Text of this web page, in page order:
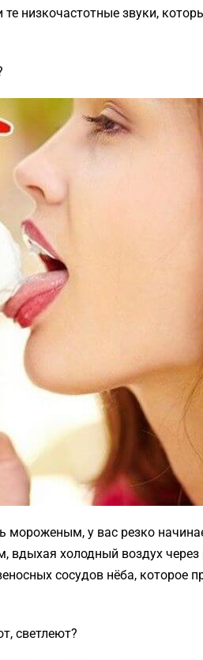
низкочастотные звуки,
у вас резко
вдыхая холодный воздух через
сосудов нёба, которое
светлеют?